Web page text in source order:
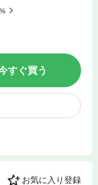
すぐ買う
お気に入り登録